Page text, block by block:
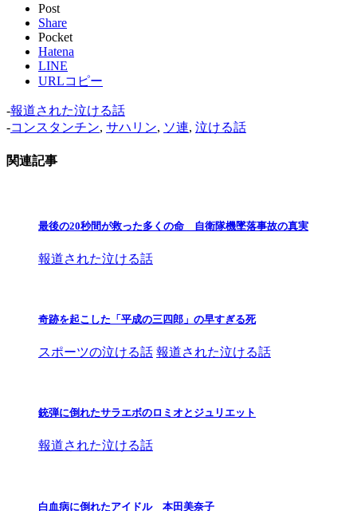
Post
Share
Pocket
Hatena
LINE
URLコピー
-報道された泣ける話
-コンスタンチン, サハリン, ソ連, 泣ける話
関連記事
最後の20秒間が救った多くの命 自衛隊機墜落事故の真実
報道された泣ける話
奇跡を起こした「平成の三四郎」の早すぎる死
スポーツの泣ける話 報道された泣ける話
銃弾に倒れたサラエボのロミオとジュリエット
報道された泣ける話
白血病に倒れたアイドル 本田美奈子